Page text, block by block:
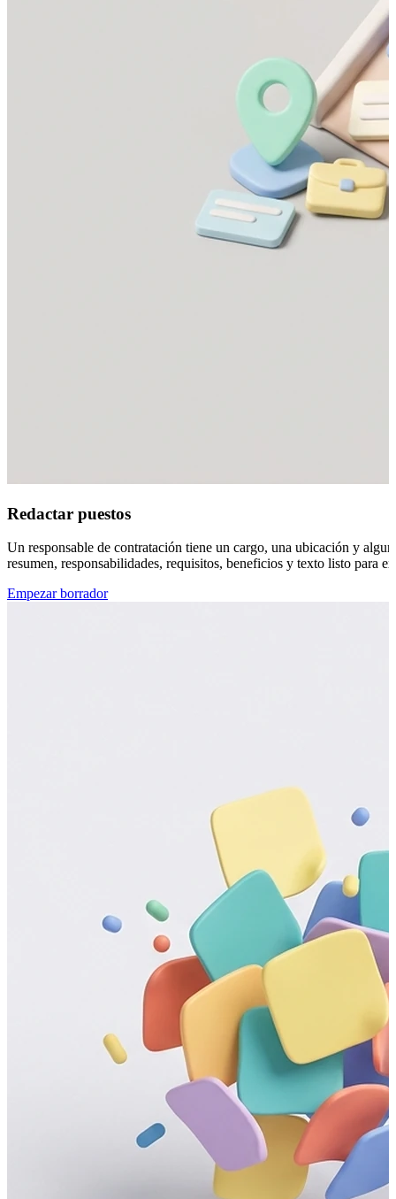
Redactar puestos
Un responsable de contratación tiene un cargo, una ubicación y
resumen, responsabilidades, requisitos, beneficios y texto listo para
Empezar borrador